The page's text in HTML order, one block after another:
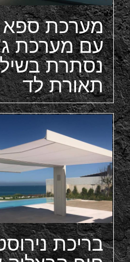
מערכת ספא
עם מערכת
נסתרת
תאורת לד
בריכת